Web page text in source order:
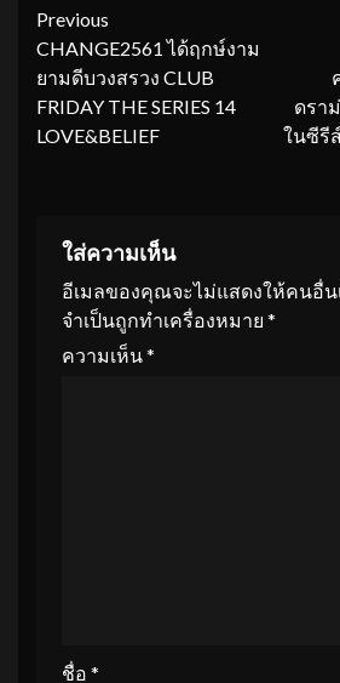
Continue
Reading
Previous
CHANGE2561 ได้ฤกษ์งาม
ยามดีบวงสรวง CLUB
FRIDAY THE SERIES 14
LOVE&BELIEF
ดรา
ในซีรี
ใส่ความเห็น
อีเมลของคุณจะไม่แสดงให้คนอื่น
จำเป็นถูกทำเครื่องหมาย *
ความเห็น*
ชื่อ *